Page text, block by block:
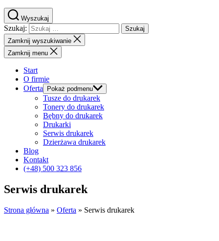
Wyszukaj
Szukaj:
Zamknij wyszukiwanie
Zamknij menu
Start
O firmie
Oferta
Pokaż podmenu
Tusze do drukarek
Tonery do drukarek
Bębny do drukarek
Drukarki
Serwis drukarek
Dzierżawa drukarek
Blog
Kontakt
(+48) 500 323 856
Serwis drukarek
Strona główna » Oferta » Serwis drukarek